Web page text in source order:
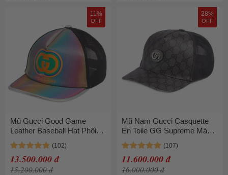
11%
OFF
Mũ Gucci Good Game
Leather Baseball Hat Phối
Màu Size S
13.500.000 đ
15.200.000 đ
28%
OFF
Mũ Nam Gucci Casquette
En Toile GG Supreme Màu
Đen Xám Size L
11.600.000 đ
16.000.000 đ